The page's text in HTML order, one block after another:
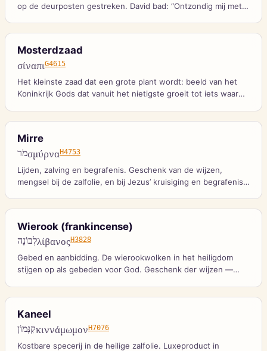
op de deurposten gestreken. David bad: “Ontzondig mij met
Mosterdzaad
σίναπιG4615
Het kleinste zaad dat een grote plant wordt: beeld van het
Koninkrijk Gods dat vanuit het nietigste groeit tot iets waar
Mirre
מֹרσμύρναH4753
Lijden, zalving en begrafenis. Geschenk van de wijzen,
mengsel bij de zalfolie, en bij Jezus’ kruisiging en begrafenis.
Wierook (frankincense)
לְבוֹנָהλίβανοςH3828
Gebed en aanbidding. De wierookwolken in het heiligdom
stijgen op als gebeden voor God. Geschenk der wijzen —
Kaneel
קִנָּמוֹןκιννάμωμονH7076
Kostbare specerij in de heilige zalfolie. Luxeproduct in